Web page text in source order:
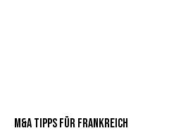
M&A Tipps für Frankreich